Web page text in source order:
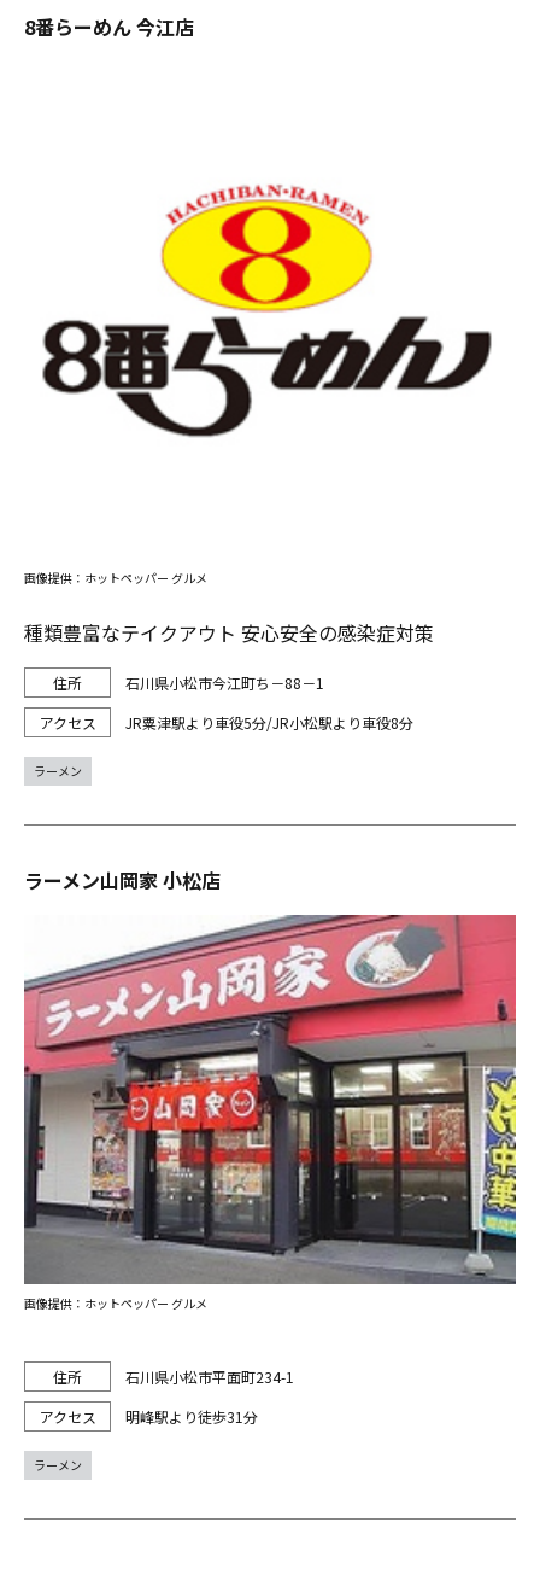
8番らーめん 今江店
種類豊富なテイクアウト 安心安全の感染症対策
石川県小松市今江町ち－88－1
JR粟津駅より車役5分/JR小松駅より車役8分
画像提供：ホットペッパー グルメ
ラーメン
ラーメン山岡家 小松店
石川県小松市平面町234-1
明峰駅より徒歩31分
画像提供：ホットペッパー グルメ
ラーメン